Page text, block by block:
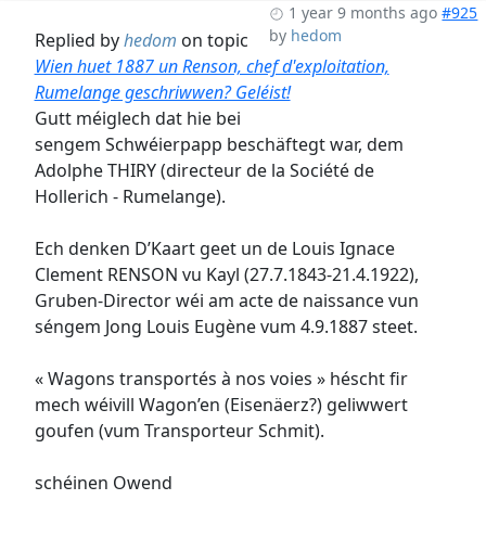
1 year 9 months ago #925
by hedom
Replied byhedom on topic
Wien huet 1887 un Renson, chef d'exploitation,
Rumelange geschriwwen? Geléist!
Gutt méiglech dat hie bei
sengem Schwéierpapp beschäftegt war, dem
Adolphe THIRY (directeur de la Société de
Hollerich - Rumelange).
Ech denken D’Kaart geet un de Louis Ignace
Clement RENSON vu Kayl (27.7.1843-21.4.1922),
Gruben-Director wéi am acte de naissance vun
séngem Jong Louis Eugène vum 4.9.1887 steet.
« Wagons transportés à nos voies » héscht fir
mech wéivill Wagon’en (Eisenäerz?) geliwwert
goufen (vum Transporteur Schmit).
schéinen Owend